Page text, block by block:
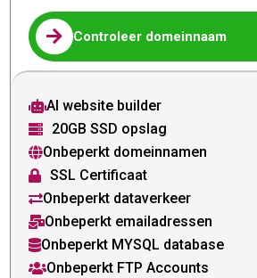
 Controleer domeinnaam
AI website builder
 20GB SSD opslag
Onbeperkt domeinnamen
 SSL Certificaat
Onbeperkt dataverkeer
Onbeperkt emailadressen
Onbeperkt MYSQL database
Onbeperkt FTP Accounts